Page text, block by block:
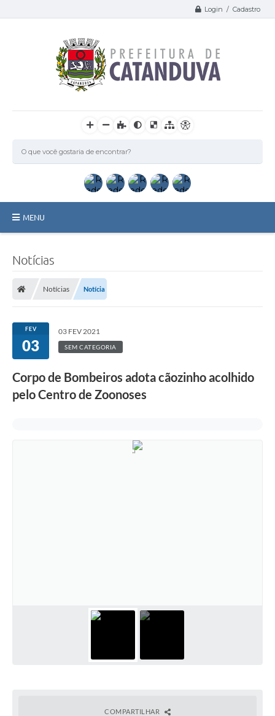
Login / Cadastro
MENU
Licitações / PCA
Transparência
Contratos
Notícias
Notícias Notícia
FEV
03
03 FEV 2021
SEM CATEGORIA
Corpo de Bombeiros adota cãozinho acolhido
pelo Centro de Zoonoses
COMPARTILHAR